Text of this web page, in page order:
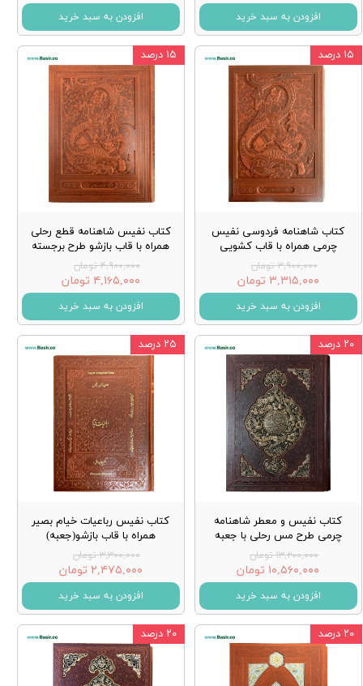
افزودن به سبد خرید افزودن به سبد خرید
کتاب شاهنامه فردوسی نفیس
چرمی همراه با قاب کشویی
۳,۹۰۰,۰۰۰ تومان
۳,۳۱۵,۰۰۰ تومان
افزودن به سبد خرید
۱۵ درصد
کتاب نفیس شاهنامه قطع رحلی
همراه با قاب بازشو طرح برجسته
۴,۹۰۰,۰۰۰ تومان
۴,۱۶۵,۰۰۰ تومان
افزودن به سبد خرید
۱۵ درصد
کتاب نفیس و معطر شاهنامه
چرمی طرح مس رحلی با جعبه
۱۳,۲۰۰,۰۰۰ تومان
۱۰,۵۶۰,۰۰۰ تومان
افزودن به سبد خرید
۲۰ درصد
کتاب نفیس رباعیات خیام بصیر
همراه با قاب بازشو(جعبه)
۳,۳۰۰,۰۰۰ تومان
۲,۴۷۵,۰۰۰ تومان
افزودن به سبد خرید
۲۵ درصد
۲۰ درصد ۲۰ درصد